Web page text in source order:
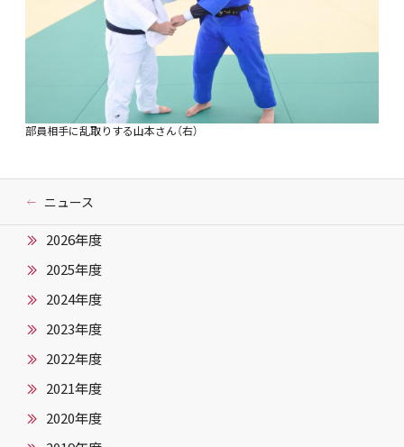
部員相手に乱取りする山本さん（右）
ニュース
2026年度
2025年度
2024年度
2023年度
2022年度
2021年度
2020年度